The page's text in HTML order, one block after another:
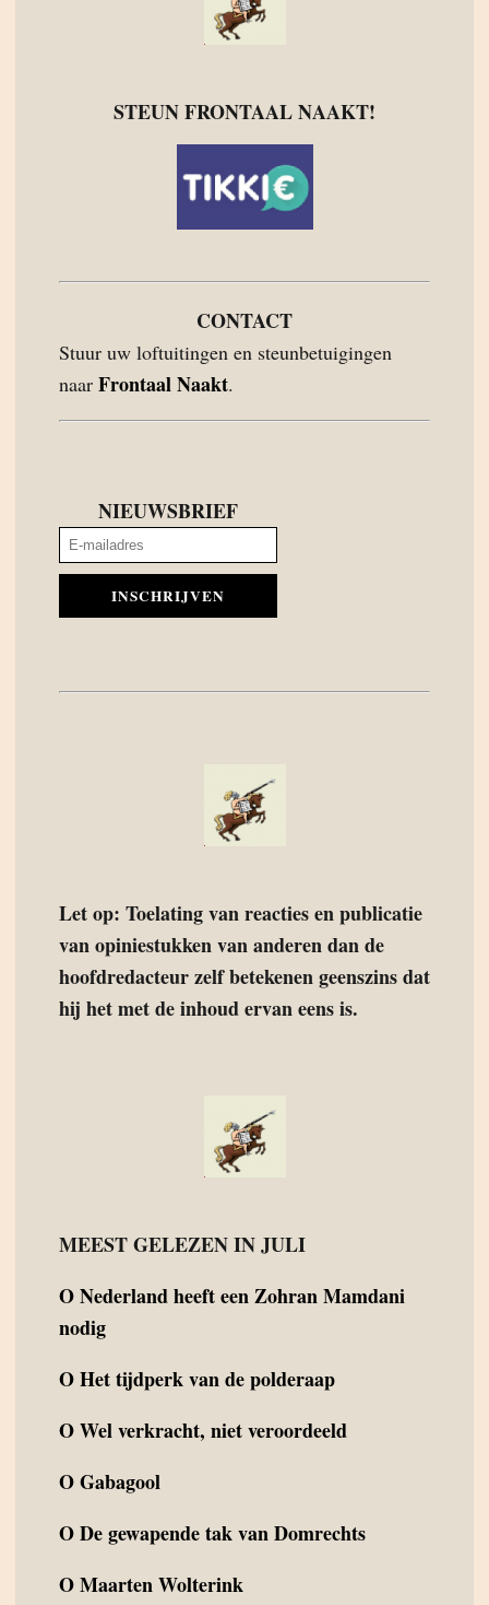
STEUN FRONTAAL NAAKT!
CONTACT
Stuur uw loftuitingen en steunbetuigingen
naar Frontaal Naakt.
NIEUWSBRIEF
INSCHRIJVEN
Let op: Toelating van reacties en publicatie
van opiniestukken van anderen dan de
hoofdredacteur zelf betekenen geenszins dat
hij het met de inhoud ervan eens is.
MEEST GELEZEN IN JULI
ONederland heeft een Zohran Mamdani
nodig
OHet tijdperk van de polderaap
OWel verkracht, niet veroordeeld
OGabagool
ODe gewapende tak van Domrechts
OMaarten Wolterink